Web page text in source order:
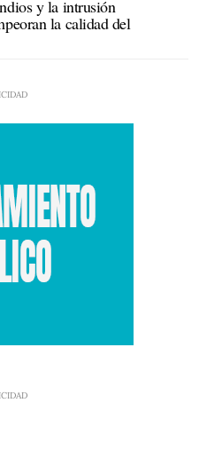
y la intrusión
la calidad del